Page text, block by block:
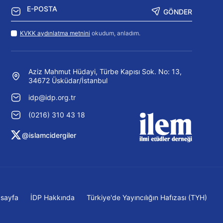
GÖNDER
KVKK aydınlatma metnini okudum, anladım.
Aziz Mahmut Hüdayi, Türbe Kapısı Sok. No: 13,
34672 Üsküdar/İstanbul
idp@idp.org.tr
(0216) 310 43 18
@islamcidergiler
İDP Hakkında Türkiye'de Yayıncılığın Hafızası (TYH)